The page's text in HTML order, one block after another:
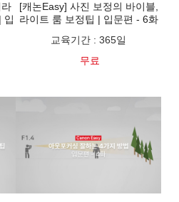
입
[캐논Easy] 사진 보정의 바이블,
라이트 룸 보정팁 | 입문편 - 6화
교육기간 : 365일
무료